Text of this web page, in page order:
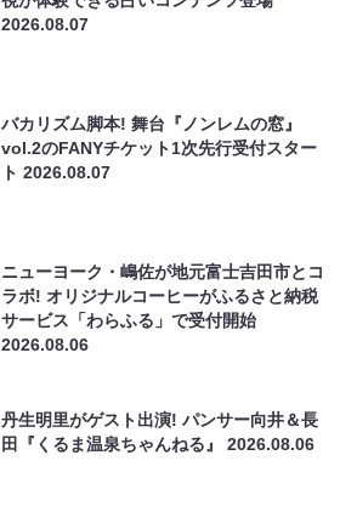
2026.08.07
バカリズム脚本! 舞台『ノンレムの窓』
vol.2のFANYチケット1次先行受付スター
ト2026.08.07
ニューヨーク・嶋佐が地元富士吉田市とコ
ラボ! オリジナルコーヒーがふるさと納税
サービス「わらふる」で受付開始
2026.08.06
丹生明里がゲスト出演! パンサー向井＆長
田『くるま温泉ちゃんねる』2026.08.06